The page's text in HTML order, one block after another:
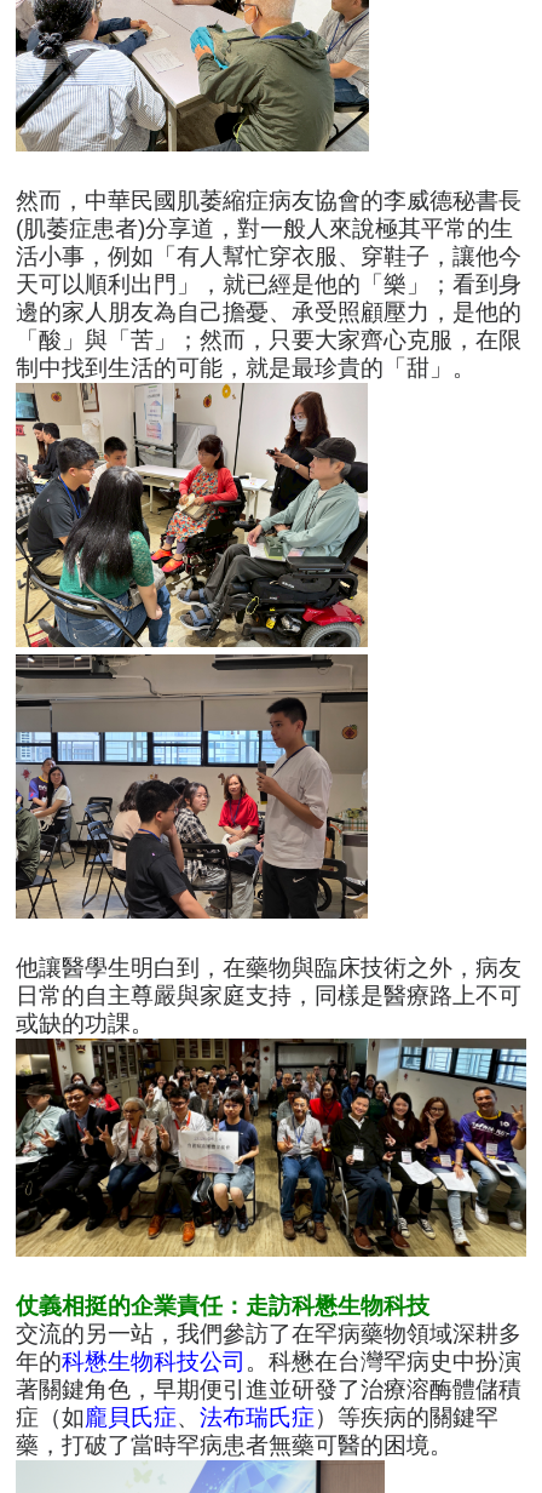
然而，中華民國肌萎縮症病友協會的李威德秘書長
(肌萎症患者)分享道，對一般人來說極其平常的生
活小事，例如「有人幫忙穿衣服、穿鞋子，讓他今
天可以順利出門」，就已經是他的「樂」；看到身
邊的家人朋友為自己擔憂、承受照顧壓力，是他的
「酸」與「苦」；然而，只要大家齊心克服，在限
制中找到生活的可能，就是最珍貴的「甜」。
他讓醫學生明白到，在藥物與臨床技術之外，病友
日常的自主尊嚴與家庭支持，同樣是醫療路上不可
或缺的功課。
仗義相挺的企業責任：走訪科懋生物科技
交流的另一站，我們參訪了在罕病藥物領域深耕多
年的科懋生物科技公司 。科懋在台灣罕病史中扮演
著關鍵角色，早期便引進並研發了治療溶酶體儲積
症（如龐貝氏症、法布瑞氏症）等疾病的關鍵罕
藥，打破了當時罕病患者無藥可醫的困境。